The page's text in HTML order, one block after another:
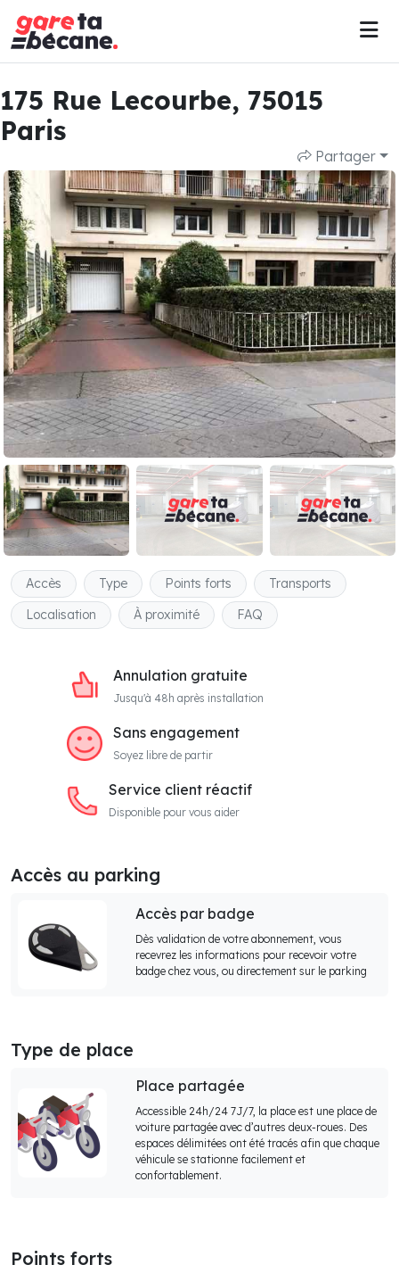
175 Rue Lecourbe, 75015
Paris
Partager
Accès Type Points forts
Transports
Localisation
À proximité FAQ
Annulation gratuite
Jusqu'à 48h après installation
Sans engagement
Soyez libre de partir
Service client réactif
Disponible pour vous aider
Accès au parking
Accès par badge
Dès validation de votre abonnement, vous
recevrez les informations pour recevoir votre
badge chez vous, ou directement sur le parking
Type de place
Place partagée
Accessible 24h/24 7J/7, la place est une place de
voiture partagée avec d’autres deux-roues. Des
espaces délimitées ont été tracés afin que chaque
véhicule se stationne facilement et
confortablement.
Points forts